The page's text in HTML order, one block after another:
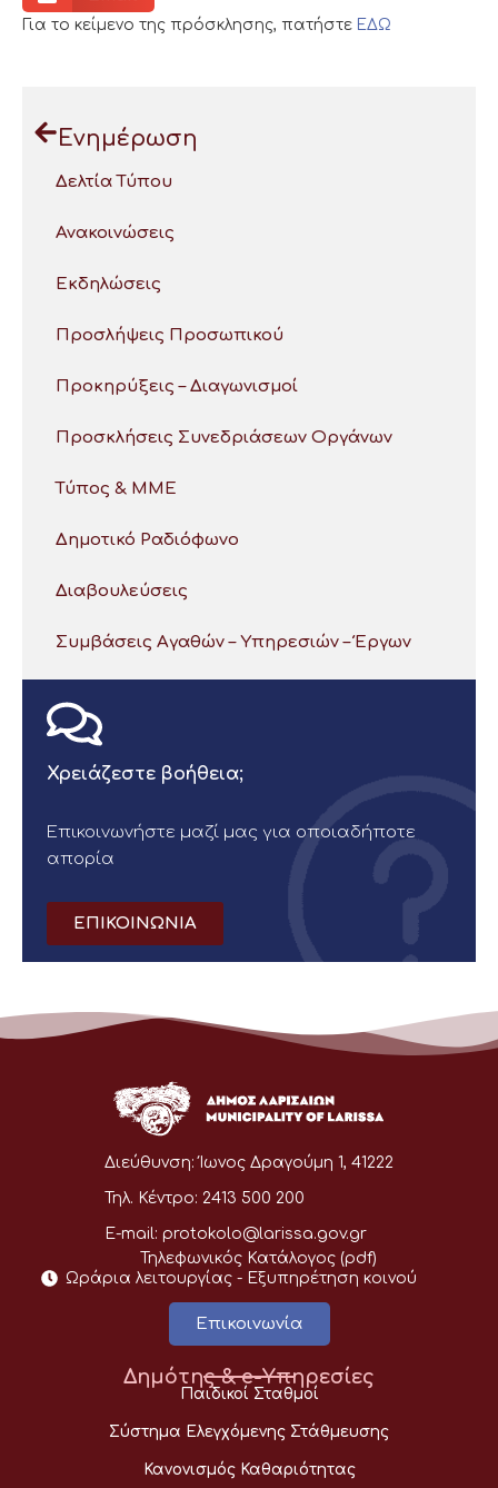
Για το κείμενο της πρόσκλησης, πατήστε ΕΔΩ
Ενημέρωση
Δελτία Τύπου
Ανακοινώσεις
Εκδηλώσεις
Προσλήψεις Προσωπικού
Προκηρύξεις – Διαγωνισμοί
Προσκλήσεις Συνεδριάσεων Οργάνων
Τύπος & ΜΜΕ
Δημοτικό Ραδιόφωνο
Διαβουλεύσεις
Συμβάσεις Αγαθών – Υπηρεσιών – Έργων
Χρειάζεστε βοήθεια;
Επικοινωνήστε μαζί μας για οποιαδήποτε
απορία
ΕΠΙΚΟΙΝΩΝΙΑ
Διεύθυνση: Ίωνος Δραγούμη 1, 41222
Τηλ. Κέντρο: 2413 500 200
E-mail: protokolo@larissa.gov.gr
Τηλεφωνικός Κατάλογος (pdf)
Ωράρια λειτουργίας - Eξυπηρέτηση κοινού
Επικοινωνία
Δημότης & e-Υπηρεσίες
Παιδικοί Σταθμοί
Σύστημα Ελεγχόμενης Στάθμευσης
Κανονισμός Καθαριότητας